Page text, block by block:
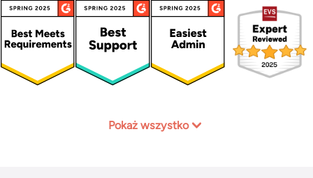
Pokaż wszystko